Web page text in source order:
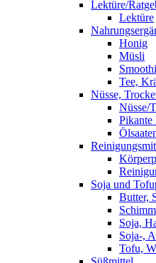
Lektüre/
Lektüre
Honig
Müsli
Tee,
Nüsse,
Nüsse/
Pikante
Soja und
Butter,
Soja,
Soja-,
Tofu,